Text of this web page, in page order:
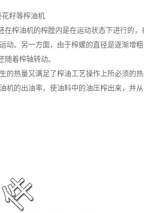
籽等榨油机
榨油机的榨膛内是在运动状态下进行的，
动。另一方面，由于榨螺的直径是逐渐增
着榨轴转动。
的热量又满足了榨油工艺操作上所必须的
机的出油率，使油料中的油压榨出来，并